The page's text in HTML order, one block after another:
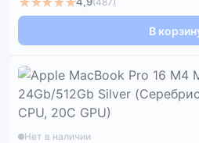
В
Нет в наличии